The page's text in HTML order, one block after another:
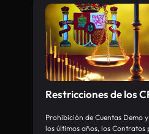
Restricciones de los
Prohibición de Cuentas Demo
los últimos años, los Contratos